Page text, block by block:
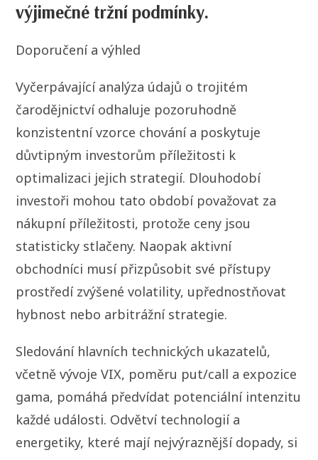
výjimečné tržní podmínky.
Doporučení a výhled
Vyčerpávající analýza údajů o trojitém
čarodějnictví odhaluje pozoruhodně
konzistentní vzorce chování a poskytuje
důvtipným investorům příležitosti k
optimalizaci jejich strategií. Dlouhodobí
investoři mohou tato období považovat za
nákupní příležitosti, protože ceny jsou
statisticky stlačeny. Naopak aktivní
obchodníci musí přizpůsobit své přístupy
prostředí zvýšené volatility, upřednostňovat
hybnost nebo arbitrážní strategie.
Sledování hlavních technických ukazatelů,
včetně vývoje VIX, poměru put/call a expozice
gama, pomáhá předvídat potenciální intenzitu
každé události. Odvětví technologií a
energetiky, které mají nejvýraznější dopady, si